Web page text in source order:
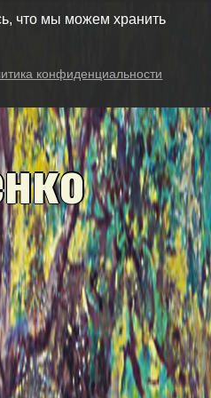
нко
что мы можем хранить
конфиденциальности